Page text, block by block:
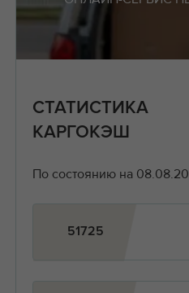
СТАТИСТИКА
КАРГОКЭШ
По состоянию на
51725